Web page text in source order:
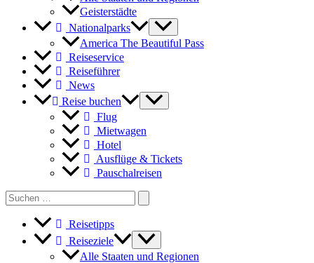
Geisterstädte
Nationalparks
America The Beautiful Pass
Reiseservice
Reiseführer
News
Reise buchen
Flug
Mietwagen
Hotel
Ausflüge & Tickets
Pauschalreisen
Search
for:
Reisetipps
Reiseziele
Alle Staaten und Regionen